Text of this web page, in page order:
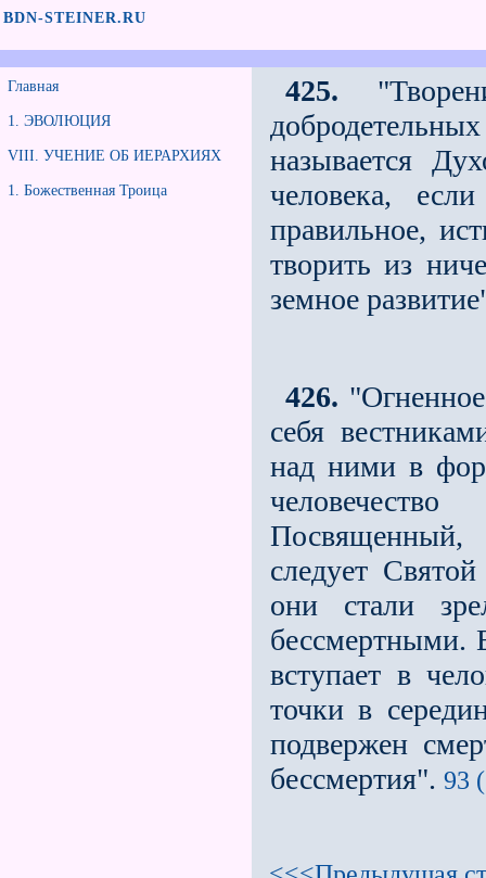
BDN-STEINER.RU
Главная
1. ЭВОЛЮЦИЯ
VIII. УЧЕНИЕ ОБ ИЕРАРХИЯХ
1. Божественная Троица
425.
называется
человека,
правильное,
творить из
земное
426.
себя
над ними в
Посвященный,
следует
они стали
бессмертными.
вступает в
точки в
подвержен
бессмертия". 93